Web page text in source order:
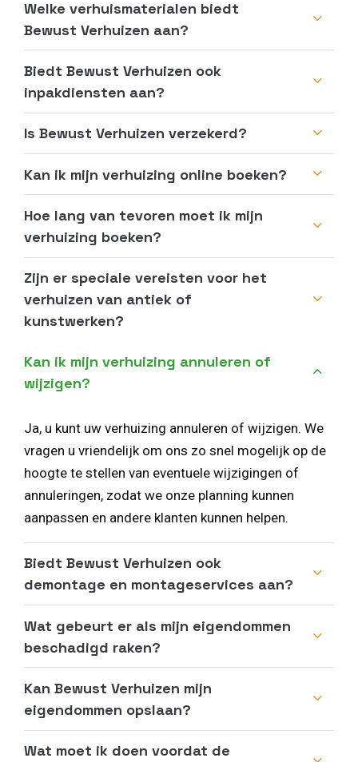
Welke verhuismaterialen biedt
Bewust Verhuizen aan?
Biedt Bewust Verhuizen ook
inpakdiensten aan?
Is Bewust Verhuizen verzekerd?
Kan ik mijn verhuizing online boeken?
Hoe lang van tevoren moet ik mijn
verhuizing boeken?
Zijn er speciale vereisten voor het
verhuizen van antiek of
kunstwerken?
Kan ik mijn verhuizing annuleren of
wijzigen?
Ja, u kunt uw verhuizing annuleren of wijzigen. We
vragen u vriendelijk om ons zo snel mogelijk op de
hoogte te stellen van eventuele wijzigingen of
annuleringen, zodat we onze planning kunnen
aanpassen en andere klanten kunnen helpen.
Biedt Bewust Verhuizen ook
demontage en montageservices aan?
Wat gebeurt er als mijn eigendommen
beschadigd raken?
Kan Bewust Verhuizen mijn
eigendommen opslaan?
Wat moet ik doen voordat de